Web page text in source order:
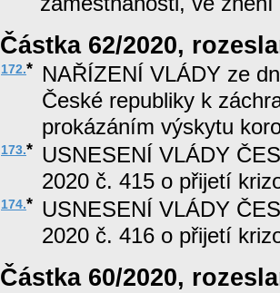
Částka 62/2020,
172.* NAŘÍZENÍ VLÁDY ze
České republiky k
prokázáním výskytu
173.* USNESENÍ VLÁDY
2020 č. 415 o přijetí
174.* USNESENÍ VLÁDY
2020 č. 416 o přijetí
Částka 60/2020,